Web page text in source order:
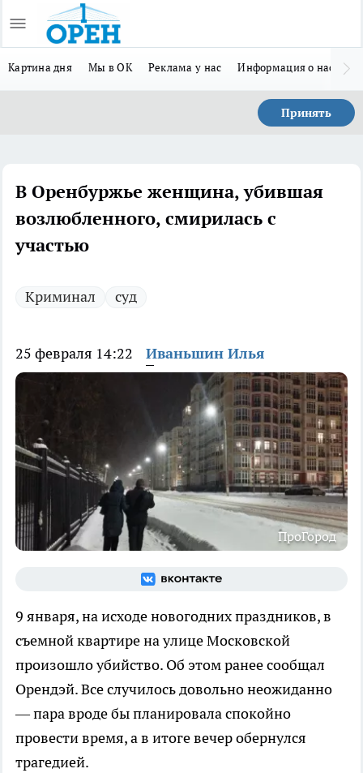
Картина дня Мы в ОК Реклама у нас Информация о нас
Принять
В Оренбуржье женщина, убившая
возлюбленного, смирилась с
участью
Криминал суд
25 февраля 14:22 Иваньшин Илья
ПроГород
9 января, на исходе новогодних праздников, в
съемной квартире на улице Московской
произошло убийство. Об этом ранее сообщал
Орендэй. Все случилось довольно неожиданно
— пара вроде бы планировала спокойно
провести время, а в итоге вечер обернулся
трагедией.